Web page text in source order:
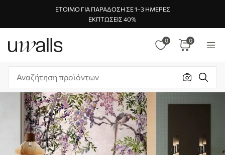
ΈΤΟΙΜΟ ΓΙΑ ΠΑΡΆΔΟΣΗ ΣΕ 1–3 ΗΜΈΡΕΣ
ΕΚΠΤΏΣΕΙΣ 40%
0 0